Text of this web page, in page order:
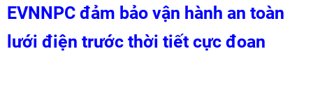
EVNNPC đảm bảo vận hành an toàn
lưới điện trước thời tiết cực đoan